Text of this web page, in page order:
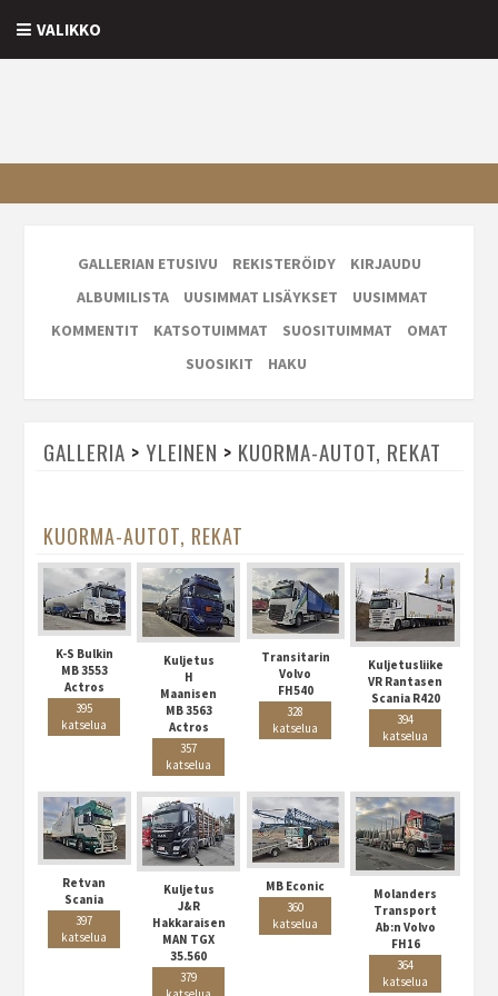
VALIKKO
GALLERIAN ETUSIVU REKISTERÖIDY
KIRJAUDU
ALBUMILISTA
UUSIMMAT LISÄYKSET
UUSIMMAT
KOMMENTIT
KATSOTUIMMAT SUOSITUIMMAT
OMAT
SUOSIKIT
HAKU
GALLERIA > YLEINEN > KUORMA-AUTOT, REKAT
KUORMA-AUTOT, REKAT
K-S Bulkin
MB 3553
Actros
395
katselua
Kuljetus
H
Maanisen
MB 3563
Actros
357
katselua
Transitarin
Volvo
FH540
328
katselua
Kuljetusliike
VR Rantasen
Scania R420
394
katselua
Retvan
Scania
397
katselua
Kuljetus
J&R
Hakkaraisen
MAN TGX
35.560
379
MB Econic
360
katselua
Molanders
Transport
Ab:n Volvo
FH16
364
katselua